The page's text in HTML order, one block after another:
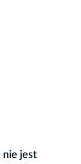
nie jest